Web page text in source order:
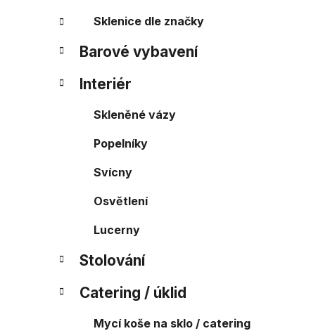
Sklenice dle značky
Barové vybavení
Interiér
Skleněné vázy
Popelníky
Svícny
Osvětlení
Lucerny
Stolování
Catering / úklid
Mycí koše na sklo / catering